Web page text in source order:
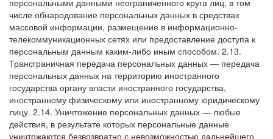
числе обнародование персональных данных в средствах
массовой информации, размещение в информационно-
телекоммуникационных сетях или предоставление доступа к
персональным данным каким-либо иным способом. 2.13.
Трансграничная передача персональных данных — передача
персональных данных на территорию иностранного
государства органу власти иностранного государства,
иностранному физическому или иностранному юридическому
лицу. 2.14. Уничтожение персональных данных — любые
действия, в результате которых персональные данные
уничтожаются безвозвратно с невозможностью дальнейшего